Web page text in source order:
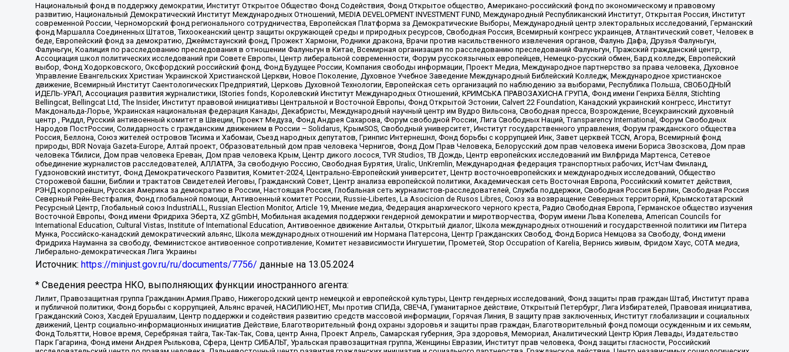
Национальный фонд в поддержку демократии, Институт Открытое Общество Фонд Содействия, Фонд Открытое общество, Американо-российский фонд по экономическому и правовому
развитию, Национальный Демократический Институт Международных Отношений, MEDIA DEVELOPMENT INVESTMENT FUND, Международный Республиканский Институт, Открытая Россия, Институт
современной России, Черноморский фонд регионального сотрудничества, Европейская Платформа за Демократические Выборы, Международный центр электоральных исследований, Германский
фонд Маршалла Соединенных Штатов, Тихоокеанский центр защиты окружающей среды и природных ресурсов, Свободная Россия, Всемирный конгресс украинцев, Атлантический совет, Человек в
беде, Европейский фонд за демократию, Джеймстаунский фонд, Прожект Хармони, Родники дракона, Врачи против насильственного извлечения органов, Фалунь Дафа, Друзья Фалуньгун,
Фалуньгун, Коалиция по расследованию преследования в отношении Фалуньгун в Китае, Всемирная организация по расследованию преследований Фалуньгун, Пражский гражданский центр,
Ассоциация школ политических исследований при Совете Европы, Центр либеральной современности, Форум русскоязычных европейцев, Немецко-русский обмен, Бард колледж, Европейский
выбор, Фонд Ходорковского, Оксфордский российский фонд, Фонд Будущее России, Компания свободы информации, Проект Медиа, Международное партнерство за права человека, Духовное
Управление Евангельских Христиан Украинской Христианской Церкви, Новое Поколение, Духовное Учебное Заведение Международный Библейский Колледж, Международное христианское
движение, Всемирный Институт Саентологических Предприятий, Церковь Духовной Технологии, Европейская сеть организаций по наблюдению за выборами, Республика Польша, СВОБОДНЫЙ
ИДЕЛЬ-УРАЛ, Ассоциация развития журналистики, IStories fonds, Королевский Институт Международных Отношений, КРИМСЬКА ПРАВОЗАХИСНА ГРУПА, Фонд имени Генриха Бёлля, Stichting
Bellingcat, Bellingcat Ltd, The Insider, Институт правовой инициативы Центральной и Восточной Европы, Фонд Открытой Эстонии, Calvert 22 Foundation, Канадский украинский конгресс, Институт
Макдональда-Лорье, Украинская национальная федерация Канады, Декабристы, Международный научный центр им Вудро Вильсона, Свободная пресса, Возрождение, Всеукраинский духовный
центр , Риддл, Русский антивоенный комитет в Швеции, Проект Медуза, Фонд Андрея Сахарова, Форум свободной России, Лига Свободных Наций, Transparеncy International, Форум Свободных
Народов ПостРоссии, Солидарность с гражданским движением в России – Solidarus, КрымSOS, Свободный университет, Институт государственного управления, Форум гражданского общества
Россия, Беллона, Союз жителей островов Тисима и Хабомаи, Съезд народных депутатов, Гринпис Интернешнл, Фонд борьбы с коррупцией Инк, Завет церквей TCCN, Агора, Всемирный фонд
природы, BDR Novaja Gazeta-Europe, Алтай проект, Образовательный дом прав человека Чернигов, Фонд Дом Прав Человека, Белорусский дом прав человека имени Бориса Звозскова, Дом прав
человека Тбилиси, Дом прав человека Ереван, Дом прав человека Крым, Центр дикого лосося, TVR Studios, ТВ Дождь, Центр европейских исследований им Вилфрида Мартенса, Сетевое
объединение журналистов расследователей, АЛЛАТРА, За свободную Россию, Свободная Бурятия, Uralic, UnKremlin, Международная федерация транспортных рабочих, ИстЧам Финланд,
Гудзоновский институт, Фонд Демократического Развития, Комитет-2024, Центрально-Европейский университет, Центр восточноевропейских и международных исследований, Общество
Сторожевой башни, Библии и трактатов Свидетелей Иеговы, Гражданский Совет, Центр анализа европейской политики, Академическая сеть Восточная Европа, Российский комитет действия,
РЭНД корпорейшн, Русская Америка за демократию в России, Настоящая Россия, Глобальная сеть журналистов-расследователей, Служба поддержки, Свободная Россия Берлин, Свободная Россия
Северный Рейн-Вестфалия, Фонд глобальной помощи, Антивоенный комитет России, Russie-Libertes, La Asocicion de Rusos Libres, Союз за возвращение Северных территорий, Крымскотатарский
Ресурсный Центр, Глобальный союз IndustriALL, Russian Election Monitor, Article 19, Мнение медиа, Федерация анархического черного креста, Радио Свободная Европа, Германское общество изучения
Восточной Европы, Фонд имени Фридриха Эберта, XZ gGmbH, Мобильная академия поддержки гендерной демократии и миротворчества, Форум имени Льва Копелева, American Councils for
International Education, Cultural Vistas, Institute of International Education, Антивоенное движение Антальи, Открытый диалог, Школа международных отношений и государственной политики им Питера
Мунка, Российско-канадский демократический альянс, Школа международных отношений им Нормана Патерсона, Центр Гражданских Свобод, Фонд Бориса Немцова за Свободу, Фонд имени
Фридриха Науманна за свободу, Феминистское антивоенное сопротивление, Комитет независимости Ингушетии, Прометей, Stop Occupation of Karelia, Вернись живым, Фридом Хаус, СОТА медиа,
Либерально-демократическая Лига Украины
Источник: https://minjust.gov.ru/ru/documents/7756/ данные на 13.05.2024
* Сведения реестра НКО, выполняющих функции иностранного агента:
Лилит, Правозащитная группа Гражданин.Армия.Право, Нижегородский центр немецкой и европейской культуры, Центр гендерных исследований, Фонд защиты прав граждан Штаб, Институт права
и публичной политики, Фонд борьбы с коррупцией, Альянс врачей, НАСИЛИЮ.НЕТ, Мы против СПИДа, СВЕЧА, Гуманитарное действие, Открытый Петербург, Лига Избирателей, Правовая инициатива,
Гражданский Союз, Хасдей Ерушалаим, Центр поддержки и содействия развитию средств массовой информации, Горячая Линия, В защиту прав заключенных, Институт глобализации и социальных
движений, Центр социально-информационных инициатив Действие, Благотворительный фонд охраны здоровья и защиты прав граждан, Благотворительный фонд помощи осужденным и их семьям,
Фонд Тольятти, Новое время, Серебряная тайга, Так-Так-Так, Сова, центр Анна, Проект Апрель, Самарская губерния, Эра здоровья, Мемориал, Аналитический Центр Юрия Левады, Издательство
Парк Гагарина, Фонд имени Андрея Рылькова, Сфера, Центр СИБАЛЬТ, Уральская правозащитная группа, Женщины Евразии, Институт прав человека, Фонд защиты гласности, Российский